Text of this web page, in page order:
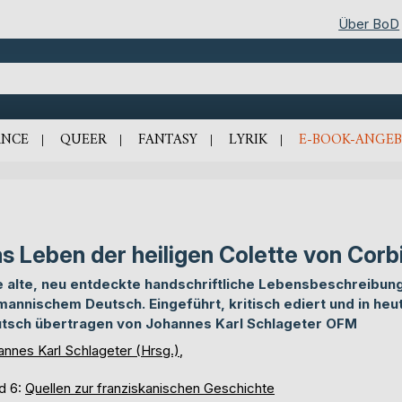
Über BoD
QUEER FANTASY LYRIK E-BOOK-
Leben der heiligen Colette von
alte, neu entdeckte handschriftliche
Deutsch. Eingeführt, kritisch ediert und in
übertragen von Johannes Karl Schlageter OFM
Karl Schlageter (Hrsg.)
6: Quellen zur franziskanischen Geschichte